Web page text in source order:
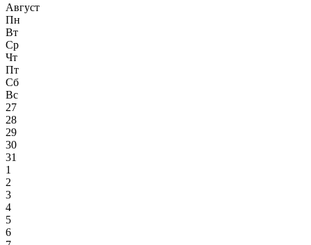
Август
Пн
Вт
Ср
Чт
Пт
Сб
Вс
27
28
29
30
31
1
2
3
4
5
6